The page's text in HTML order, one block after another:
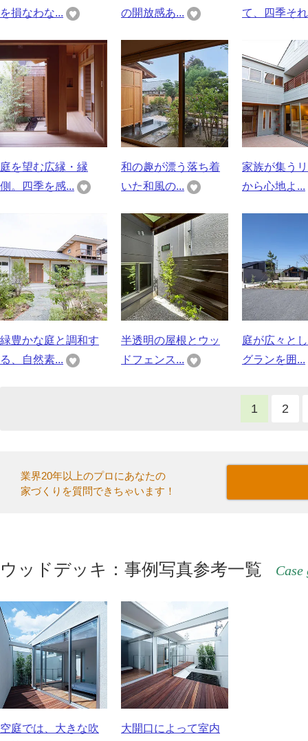
を損なわな... の開放感あ... て、四季そ
庭を望む広縁・縁
側。四季を感...
和の趣が漂う落ち着
いた和風の...
家族が集う
から心地よ...
緑豊かな庭と調和す
る、自然素...
半透明の屋根とウッ
ドフェンス...
庭が広々と
グランを囲...
1 2
業界20年以上のプロにあなたの
家づくりを質問できちゃいます！
ウッドデッキ：事例写真参考一覧
空庭では、大きな吹
大開口によって室内